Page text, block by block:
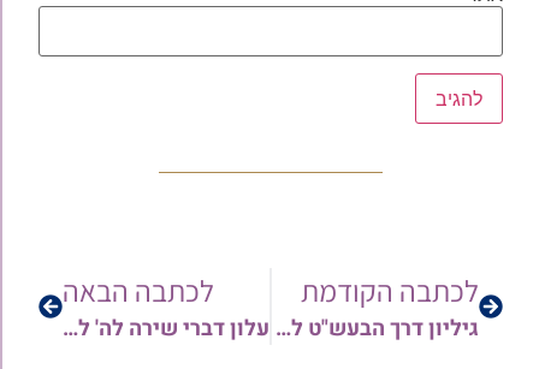
לכתבה הקודמת
גיליון דרך הבעש"ט לפרשת יתרו תשפ"ב
לכתבה הבאה
עלון דברי שירה לה' לפרשת יתרו תשפ"ב